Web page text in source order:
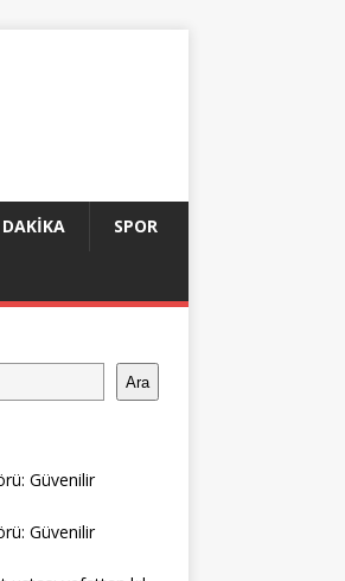
SPOR
Ara
Güvenilir
Güvenilir